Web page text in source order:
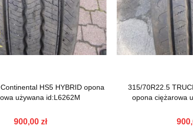
HS5 HYBRID opona
używana id:L6262M
900,00 zł
315/70R22.5
opona ciężarowa